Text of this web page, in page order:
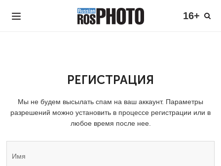
16+
РЕГИСТРАЦИЯ
Мы не будем высылать спам на ваш аккаунт. Параметры
разрешений можно установить в процессе регистрации или в
любое время после нее.